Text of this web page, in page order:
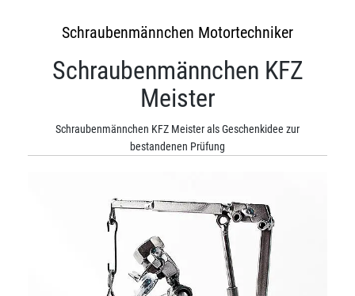
Schraubenmännchen Motortechniker
Schraubenmännchen KFZ
Meister
Schraubenmännchen KFZ Meister als Geschenkidee zur
bestandenen Prüfung